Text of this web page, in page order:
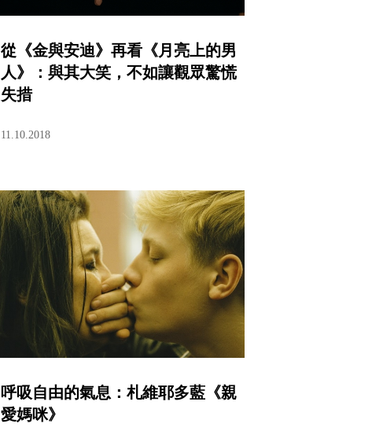
從《金與安迪》再看《月亮上的男
人》：與其大笑，不如讓觀眾驚慌
失措
11.10.2018
呼吸自由的氣息：札維耶多藍《親
愛媽咪》